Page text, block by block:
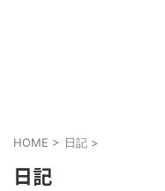
HOME > 日記 >
日記